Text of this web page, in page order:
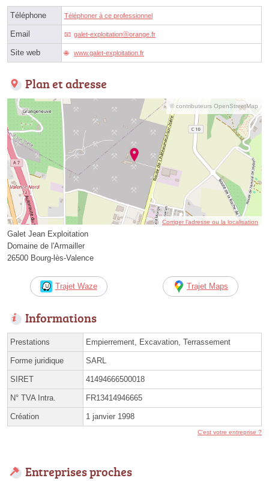
Téléphone Téléphoner à ce professionnel
Email galet-exploitationⓐorange.fr
Site web www.galet-exploitation.fr
Plan et adresse
© contributeurs OpenStreetMap
Corriger l’adresse ou la localisation
Galet Jean Exploitation
Domaine de l'Armailler
26500 Bourg-lès-Valence
Trajet Waze Trajet Maps
Informations
Prestations Empierrement, Excavation, Terrassement
Forme juridique SARL
SIRET 41494666500018
N° TVA Intra. FR13414946665
Création 1 janvier 1998
C'est votre entreprise ?
Entreprises proches